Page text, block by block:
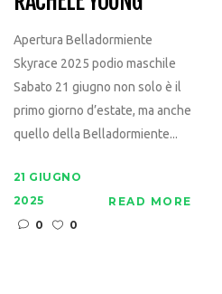
Apertura Belladormiente
Skyrace 2025 podio maschile
Sabato 21 giugno non solo è il
primo giorno d’estate, ma anche
quello della Belladormiente...
21 GIUGNO
2025
0
0
READ MORE